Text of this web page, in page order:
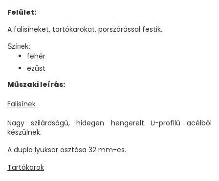
Felület:
A falisíneket, tartókarokat, porszórással festik.
Színek:
fehér
ezüst
Műszaki leírás:
Falisínek
Nagy szilárdságú, hidegen hengerelt U-profilú acélból
készülnek.
A dupla lyuksor osztása 32 mm-es.
Tartókarok